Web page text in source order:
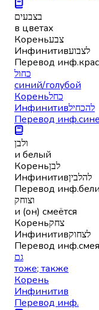
בצבעים
в цветах
Кореньצבע
Инфинитивלצבוע
Перевод инф.
כחול
синий/голубой
Кореньכחל
Инфинитивלהכחיל
Перевод инф.
ולבן
и белый
Кореньלבן
Инфинитивלהלבין
Перевод инф.
וצוחק
и (он) смеётся
Кореньצחק
Инфинитивלצחוק
Перевод инф.
גם
тоже; также
Корень
Инфинитив
Перевод инф.